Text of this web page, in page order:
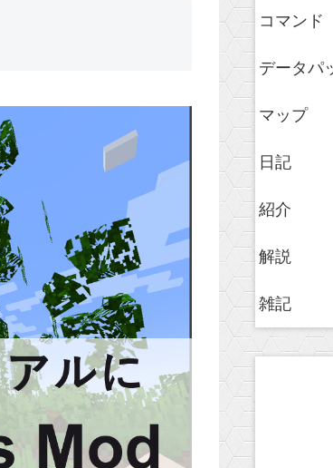
コマンド
データパ
マップ
日記
紹介
解説
雑記